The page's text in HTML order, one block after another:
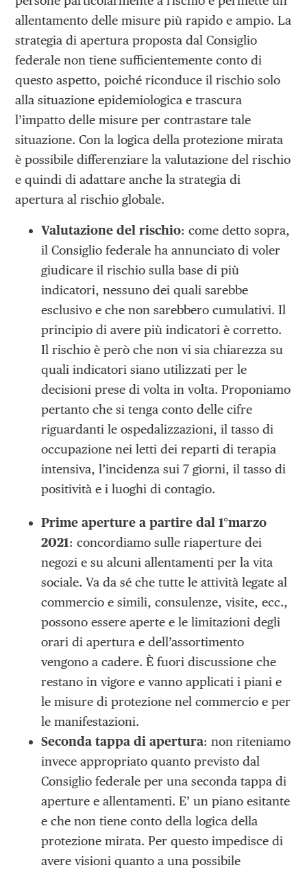
allentamento delle misure più rapido e ampio. La
strategia di apertura proposta dal Consiglio
federale non tiene sufficientemente conto di
questo aspetto, poiché riconduce il rischio solo
alla situazione epidemiologica e trascura
l’impatto delle misure per contrastare tale
situazione. Con la logica della protezione mirata
è possibile differenziare la valutazione del rischio
e quindi di adattare anche la strategia di
apertura al rischio globale.
Valutazione del rischio: come detto sopra,
il Consiglio federale ha annunciato di voler
giudicare il rischio sulla base di più
indicatori, nessuno dei quali sarebbe
esclusivo e che non sarebbero cumulativi. Il
principio di avere più indicatori è corretto.
Il rischio è però che non vi sia chiarezza su
quali indicatori siano utilizzati per le
decisioni prese di volta in volta. Proponiamo
pertanto che si tenga conto delle cifre
riguardanti le ospedalizzazioni, il tasso di
occupazione nei letti dei reparti di terapia
intensiva, l’incidenza sui 7 giorni, il tasso di
positività e i luoghi di contagio.
Prime aperture a partire dal 1°marzo
2021: concordiamo sulle riaperture dei
negozi e su alcuni allentamenti per la vita
sociale. Va da sé che tutte le attività legate al
commercio e simili, consulenze, visite, ecc.,
possono essere aperte e le limitazioni degli
orari di apertura e dell’assortimento
vengono a cadere. È fuori discussione che
restano in vigore e vanno applicati i piani e
le misure di protezione nel commercio e per
le manifestazioni.
Seconda tappa di apertura: non riteniamo
invece appropriato quanto previsto dal
Consiglio federale per una seconda tappa di
aperture e allentamenti. E’ un piano esitante
e che non tiene conto della logica della
protezione mirata. Per questo impedisce di
avere visioni quanto a una possibile